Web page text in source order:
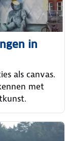
in
als canvas.
met